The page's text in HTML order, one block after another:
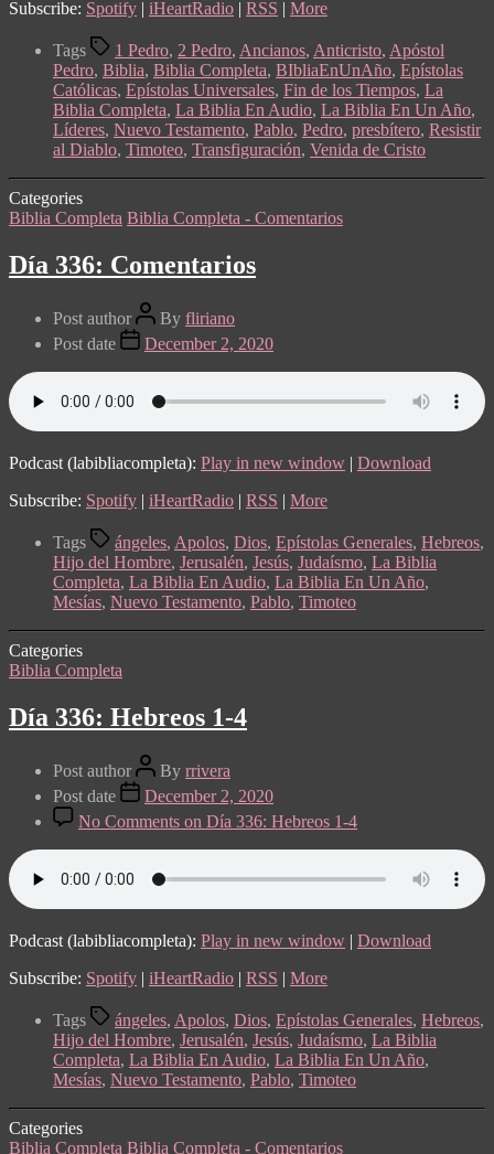
Subscribe: Spotify | iHeartRadio | RSS | More
Tags 1 Pedro, 2 Pedro, Ancianos, Anticristo, Apóstol
Pedro, Biblia, Biblia Completa, BIbliaEnUnAño, Epístolas
Católicas, Epístolas Universales, Fin de los Tiempos, La
Biblia Completa, La Biblia En Audio, La Biblia En Un Año,
Líderes, Nuevo Testamento, Pablo, Pedro, presbítero, Resistir
al Diablo, Timoteo, Transfiguración, Venida de Cristo
Categories
Biblia Completa Biblia Completa - Comentarios
Día 336: Comentarios
Post author By fliriano
Post date
December 2, 2020
Podcast (labibliacompleta): Play in new window | Download
Subscribe: Spotify | iHeartRadio | RSS | More
Tags ángeles, Apolos, Dios, Epístolas Generales, Hebreos,
Hijo del Hombre, Jerusalén, Jesús, Judaísmo, La Biblia
Completa, La Biblia En Audio, La Biblia En Un Año,
Mesías, Nuevo Testamento, Pablo, Timoteo
Categories
Biblia Completa
Día 336: Hebreos 1-4
Post author By rrivera
Post date
December 2, 2020
No Comments on Día 336: Hebreos 1-4
Podcast (labibliacompleta): Play in new window | Download
Subscribe: Spotify | iHeartRadio | RSS | More
Tags ángeles, Apolos, Dios, Epístolas Generales, Hebreos,
Hijo del Hombre, Jerusalén, Jesús, Judaísmo, La Biblia
Completa, La Biblia En Audio, La Biblia En Un Año,
Mesías, Nuevo Testamento, Pablo, Timoteo
Categories
Biblia Completa Biblia Completa - Comentarios